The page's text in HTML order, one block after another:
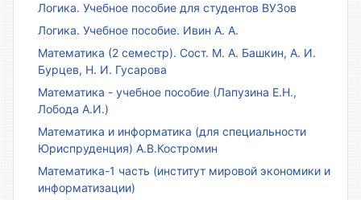
Логика. Учебное пособие для студентов ВУЗов
Логика. Учебное пособие. Ивин А. А.
Математика (2 семестр). Сост. М. А. Башкин, А. И.
Бурцев, Н. И. Гусарова
Математика - учебное пособие (Лапузина Е.Н.,
Лобода А.И.)
Математика и информатика (для специальности
Юриспруденция) А.В.Костромин
Математика-1 часть (институт мировой экономики и
информатизации)